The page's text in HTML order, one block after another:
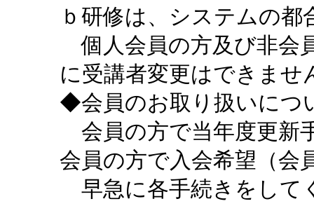
ｂ研修は、システムの
個人会員の方及び非会
に受講者変更はできませ
◆会員のお取り扱いにつ
会員の方で当年度更新
会員の方で入会希望（会
早急に各手続きをして